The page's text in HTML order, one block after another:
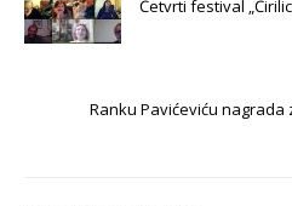
Četvrti festival
Ranku Pavićeviću nagrada